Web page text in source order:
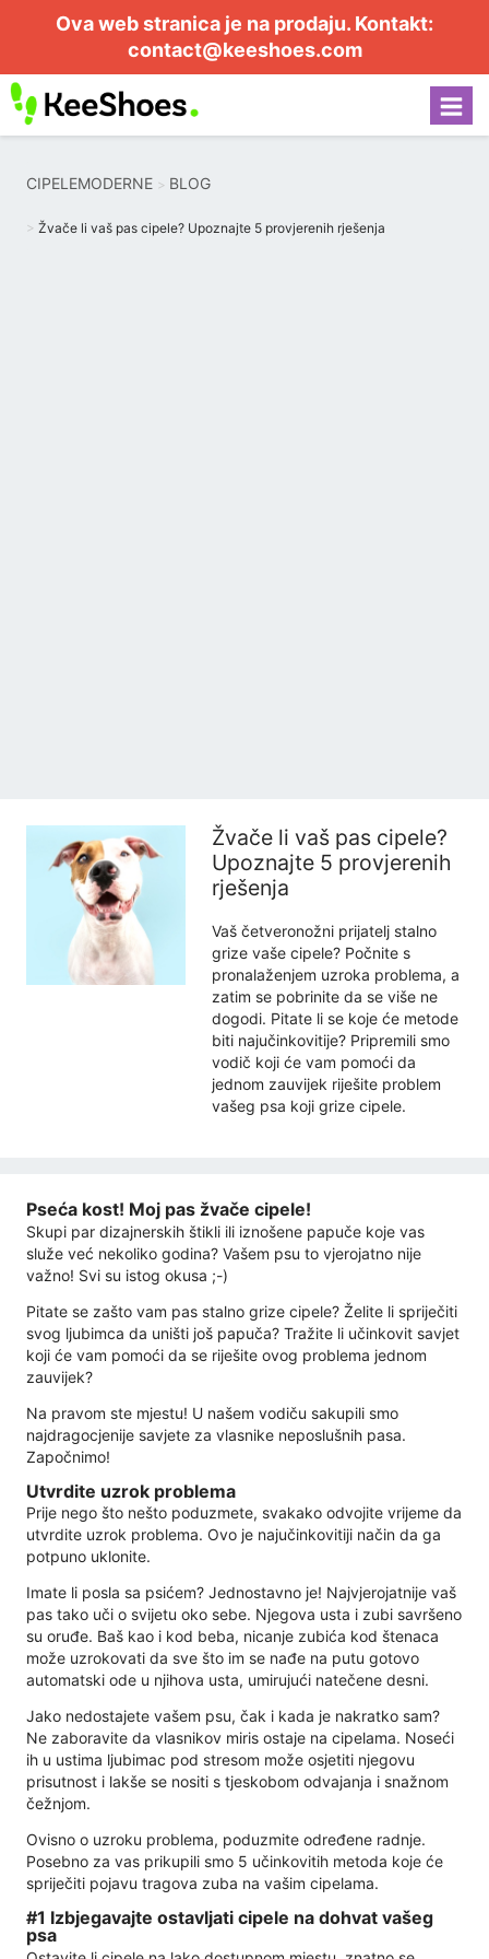
Ova web stranica je na prodaju. Kontakt:
contact@keeshoes.com
CIPELEMODERNE BLOG
Žvače li vaš pas cipele? Upoznajte 5 provjerenih rješenja
Žvače li vaš pas cipele?
Upoznajte 5 provjerenih
rješenja
Vaš četveronožni prijatelj stalno
grize vaše cipele? Počnite s
pronalaženjem uzroka problema, a
zatim se pobrinite da se više ne
dogodi. Pitate li se koje će metode
biti najučinkovitije? Pripremili smo
vodič koji će vam pomoći da
jednom zauvijek riješite problem
vašeg psa koji grize cipele.
Pseća kost! Moj pas žvače cipele!
Skupi par dizajnerskih štikli ili iznošene papuče koje vas
služe već nekoliko godina? Vašem psu to vjerojatno nije
važno! Svi su istog okusa ;-)
Pitate se zašto vam pas stalno grize cipele? Želite li spriječiti
svog ljubimca da uništi još papuča? Tražite li učinkovit savjet
koji će vam pomoći da se riješite ovog problema jednom
zauvijek?
Na pravom ste mjestu! U našem vodiču sakupili smo
najdragocjenije savjete za vlasnike neposlušnih pasa.
Započnimo!
Utvrdite uzrok problema
Prije nego što nešto poduzmete, svakako odvojite vrijeme da
utvrdite uzrok problema. Ovo je najučinkovitiji način da ga
potpuno uklonite.
Imate li posla sa psićem? Jednostavno je! Najvjerojatnije vaš
pas tako uči o svijetu oko sebe. Njegova usta i zubi savršeno
su oruđe. Baš kao i kod beba, nicanje zubića kod štenaca
može uzrokovati da sve što im se nađe na putu gotovo
automatski ode u njihova usta, umirujući natečene desni.
Jako nedostajete vašem psu, čak i kada je nakratko sam?
Ne zaboravite da vlasnikov miris ostaje na cipelama. Noseći
ih u ustima ljubimac pod stresom može osjetiti njegovu
prisutnost i lakše se nositi s tjeskobom odvajanja i snažnom
čežnjom.
Ovisno o uzroku problema, poduzmite određene radnje.
Posebno za vas prikupili smo 5 učinkovitih metoda koje će
spriječiti pojavu tragova zuba na vašim cipelama.
#1 Izbjegavajte ostavljati cipele na dohvat vašeg
psa